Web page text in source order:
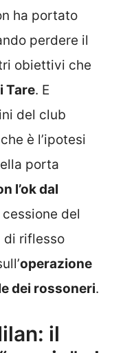
ha portato
perdere il
obiettivi che
Tare. E
del club
è l’ipotesi
porta
l’ok dal
del
di riflesso
operazione
dei rossoneri.
il